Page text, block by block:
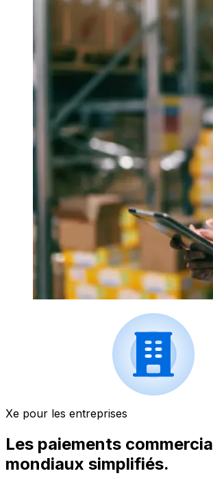
Xe pour les entreprises
Les paiements
mondiaux simplifiés.